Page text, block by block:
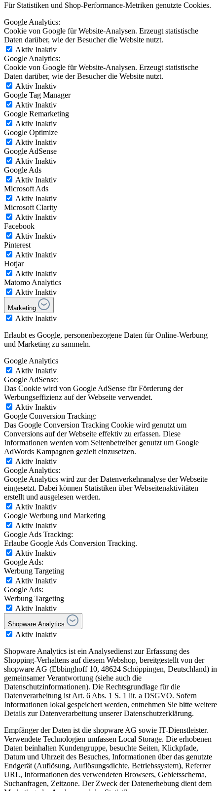
Für Statistiken und Shop-Performance-Metriken genutzte Cookies.
Google Analytics:
Cookie von Google für Website-Analysen. Erzeugt statistische
Daten darüber, wie der Besucher die Website nutzt.
Aktiv Inaktiv
Google Analytics:
Cookie von Google für Website-Analysen. Erzeugt statistische
Daten darüber, wie der Besucher die Website nutzt.
Aktiv Inaktiv
Google Tag Manager
Aktiv Inaktiv
Google Remarketing
Aktiv Inaktiv
Google Optimize
Aktiv Inaktiv
Google AdSense
Aktiv Inaktiv
Google Ads
Aktiv Inaktiv
Microsoft Ads
Aktiv Inaktiv
Microsoft Clarity
Aktiv Inaktiv
Facebook
Aktiv Inaktiv
Pinterest
Aktiv Inaktiv
Hotjar
Aktiv Inaktiv
Matomo Analytics
Aktiv Inaktiv
Marketing
Aktiv Inaktiv
Erlaubt es Google, personenbezogene Daten für Online-Werbung
und Marketing zu sammeln.
Google Analytics
Aktiv Inaktiv
Google AdSense:
Das Cookie wird von Google AdSense für Förderung der
Werbungseffizienz auf der Webseite verwendet.
Aktiv Inaktiv
Google Conversion Tracking:
Das Google Conversion Tracking Cookie wird genutzt um
Conversions auf der Webseite effektiv zu erfassen. Diese
Informationen werden vom Seitenbetreiber genutzt um Google
AdWords Kampagnen gezielt einzusetzen.
Aktiv Inaktiv
Google Analytics:
Google Analytics wird zur der Datenverkehranalyse der Webseite
eingesetzt. Dabei können Statistiken über Webseitenaktivitäten
erstellt und ausgelesen werden.
Aktiv Inaktiv
Google Werbung und Marketing
Aktiv Inaktiv
Google Ads Tracking:
Erlaube Google Ads Conversion Tracking.
Aktiv Inaktiv
Google Ads:
Werbung Targeting
Aktiv Inaktiv
Google Ads:
Werbung Targeting
Aktiv Inaktiv
Shopware Analytics
Aktiv Inaktiv
Shopware Analytics ist ein Analysedienst zur Erfassung des
Shopping-Verhaltens auf diesem Webshop, bereitgestellt von der
shopware AG (Ebbinghoff 10, 48624 Schöppingen, Deutschland) in
gemeinsamer Verantwortung (siehe auch die
Datenschutzinformationen). Die Rechtsgrundlage für die
Datenverarbeitung ist Art. 6 Abs. 1 S. 1 lit. a DSGVO. Sofern
Informationen lokal gespeichert werden, entnehmen Sie bitte weitere
Details zur Datenverarbeitung unserer Datenschutzerklärung.
Empfänger der Daten ist die shopware AG sowie IT-Dienstleister.
Verwendete Technologien umfassen Local Storage. Die erhobenen
Daten beinhalten Kundengruppe, besuchte Seiten, Klickpfade,
Datum und Uhrzeit des Besuches, Informationen über das genutzte
Endgerät (Auflösung, Auflösungsdichte, Betriebssystem), Referrer
URL, Informationen des verwendeten Browsers, Gebietsschema,
Suchanfragen, Zeitzone. Der Zweck der Datenerhebung dient dem